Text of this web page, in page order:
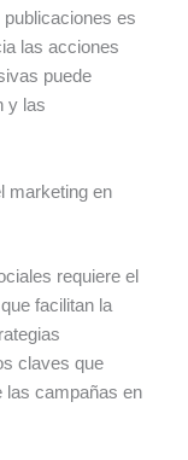
publicaciones es
las acciones
puede
y las
marketing en
requiere el
facilitan la
claves que
las campañas en